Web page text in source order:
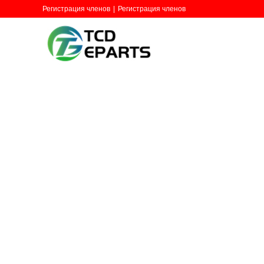
Регистрация членов Регистрация членов